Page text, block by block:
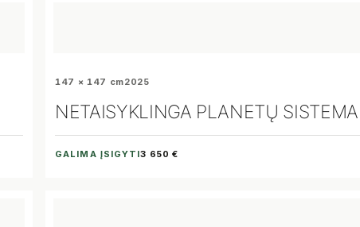
147 × 147 cm2025
NETAISYKLINGA PLANETŲ SISTEMA
GALIMA ĮSIGYTI3 650 €